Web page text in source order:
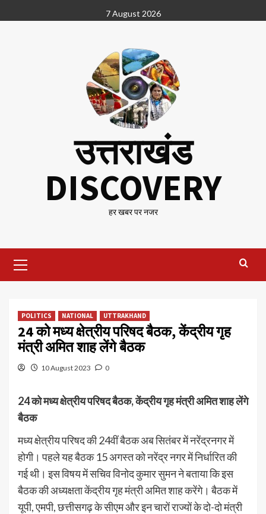
to
7 August 2026
उत्तराखंड
DISCOVERY
हर खबर पर नजर
Menu
POLITICS NATIONAL UTTRAKHAND
24 को मध्य क्षेत्रीय परिषद बैठक, केंद्रीय गृह
मंत्री अमित शाह लेंगे बैठक
10 August 2023 0
24 को मध्य क्षेत्रीय परिषद बैठक, केंद्रीय गृह मंत्री अमित शाह लेंगे
बैठक
मध्य क्षेत्रीय परिषद की 24वीं बैठक अब सितंबर में नरेंद्रनगर में
होगी। पहले यह बैठक 15 अगस्त को नरेंद्र नगर में निर्धारित की
गई थी। इस विषय में सचिव विनोद कुमार सुमन ने बताया कि इस
बैठक की अध्यक्षता केंद्रीय गृह मंत्री अमित शाह करेंगे। बैठक में
यूपी, एमपी, छत्तीसगढ़ के सीएम और इन चारों राज्यों के दो-दो मंत्री